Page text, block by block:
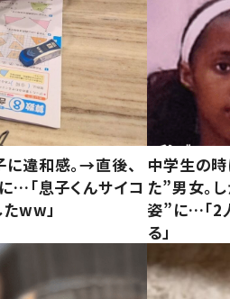
違和感。→直後、
…「息子くんサイコ
ww」
中学生の
た”男女。
姿”に…「2
る」